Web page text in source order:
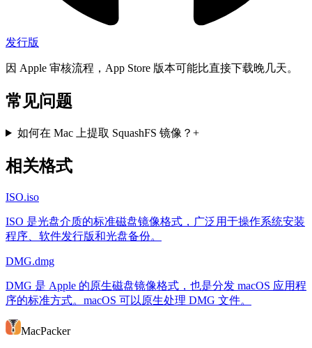
发行版
因 Apple 审核流程，App Store 版本可能比直接下载晚几天。
常见问题
如何在 Mac 上提取 SquashFS 镜像？ +
相关格式
ISO.iso
ISO 是光盘介质的标准磁盘镜像格式，广泛用于操作系统安装
程序、软件发行版和光盘备份。
DMG.dmg
DMG 是 Apple 的原生磁盘镜像格式，也是分发 macOS 应用程
序的标准方式。macOS 可以原生处理 DMG 文件。
MacPacker